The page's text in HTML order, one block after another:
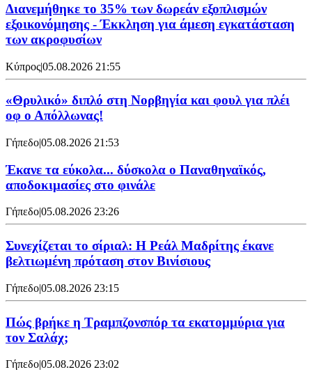
Διανεμήθηκε το 35% των δωρεάν εξοπλισμών
εξοικονόμησης - Έκκληση για άμεση εγκατάσταση
των ακροφυσίων
Κύπρος|05.08.2026 21:55
«Θρυλικό» διπλό στη Νορβηγία και φουλ για πλέι
οφ ο Απόλλωνας!
Γήπεδο|05.08.2026 21:53
Έκανε τα εύκολα... δύσκολα ο Παναθηναϊκός,
αποδοκιμασίες στο φινάλε
Γήπεδο|05.08.2026 23:26
Συνεχίζεται το σίριαλ: Η Ρεάλ Μαδρίτης έκανε
βελτιωμένη πρόταση στον Βινίσιους
Γήπεδο|05.08.2026 23:15
Πώς βρήκε η Τραμπζονσπόρ τα εκατομμύρια για
τον Σαλάχ;
Γήπεδο|05.08.2026 23:02